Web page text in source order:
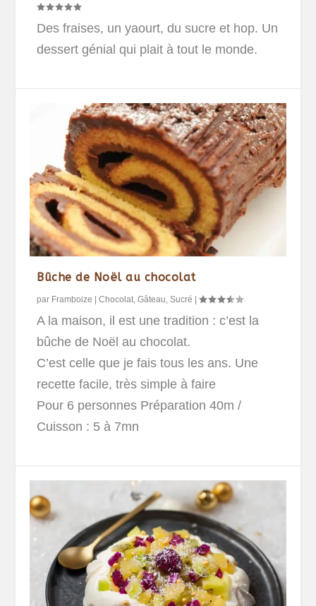
Des fraises, un yaourt, du sucre et hop. Un
dessert génial qui plait à tout le monde.
Bûche de Noël au chocolat
par Framboize |Chocolat,Gâteau,Sucré |
A la maison, il est une tradition : c’est la
bûche de Noël au chocolat.
C’est celle que je fais tous les ans. Une
recette facile, très simple à faire
Pour 6 personnes Préparation 40m /
Cuisson : 5 à 7mn